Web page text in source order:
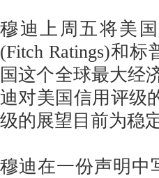
穆迪上周五将美
(Fitch Ratings)和标
国这个全球最大经
迪对美国信用评级
级的展望目前为稳定
穆迪在一份声明中